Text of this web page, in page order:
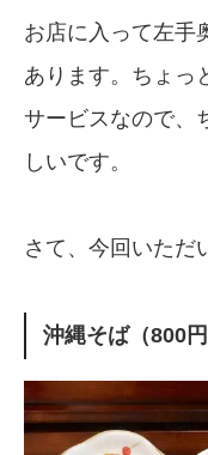
お店に入って左手
あります。ちょっ
サービスなので、
しいです。
さて、今回いただ
沖縄そば（800